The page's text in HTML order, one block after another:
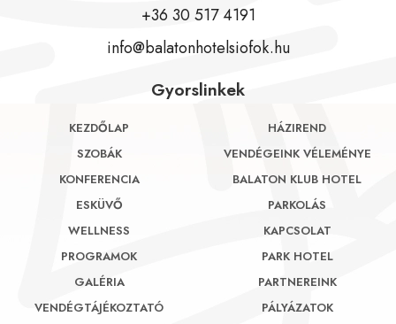
+36 30 517 4191
info@balatonhotelsiofok.hu
Gyorslinkek
KEZDŐLAP
SZOBÁK
KONFERENCIA
ESKÜVŐ
WELLNESS
PROGRAMOK
GALÉRIA
VENDÉGTÁJÉKOZTATÓ
HÁZIREND
VENDÉGEINK VÉLEMÉNYE
BALATON KLUB HOTEL
PARKOLÁS
KAPCSOLAT
PARK HOTEL
PARTNEREINK
PÁLYÁZATOK